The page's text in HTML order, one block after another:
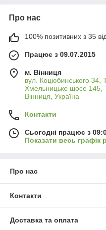
Про нас
100% позитивних з 35
Працює з 09.07.2015
м. Вінниця
вул. Коцюбинського
Хмельницьке шосе 145,
Вінниця, Україна
Контакти
Сьогодні працює з
Показати весь графік
Про нас
Контакти
Доставка та оплата